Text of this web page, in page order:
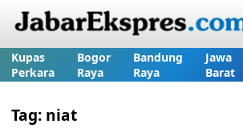
Kupas
Perkara
Bogor
Raya
Bandung
Raya
Jawa
Barat
Tag: niat